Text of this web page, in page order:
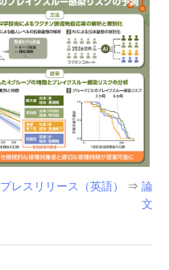
プレスリリース（英語） ⇒ 論
文